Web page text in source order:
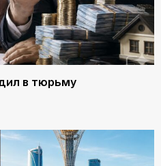
в тюрьму